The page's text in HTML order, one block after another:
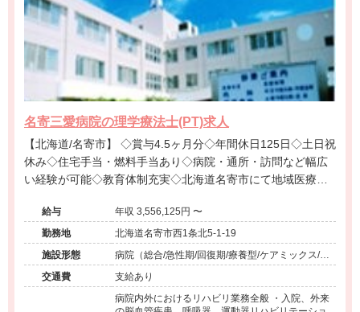
名寄三愛病院の理学療法士(PT)求人
【北海道/名寄市】 ◇賞与4.5ヶ月分◇年間休日125日◇土日祝
休み◇住宅手当・燃料手当あり◇病院・通所・訪問など幅広
い経験が可能◇教育体制充実◇北海道名寄市にて地域医療の
給与
年収 3,556,125円 〜
勤務地
北海道名寄市西1条北5-1-19
施設形態
病院（総合/急性期/回復期/療養型/ケアミックス/外
来）、その他（その他）
交通費 支給あり
病院内外におけるリハビリ業務全般 ・入院、外来